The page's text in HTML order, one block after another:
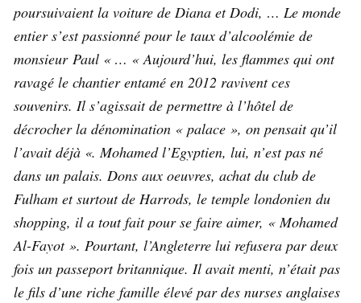
poursuivaient la voiture de Diana et Dodi, … Le monde
entier s’est passionné pour le taux d’alcoolémie de
monsieur Paul « … « Aujourd’hui, les flammes qui ont
ravagé le chantier entamé en 2012 ravivent ces
souvenirs. Il s’agissait de permettre à l’hôtel de
décrocher la dénomination « palace », on pensait qu’il
l’avait déjà «. Mohamed l’Egyptien, lui, n’est pas né
dans un palais. Dons aux oeuvres, achat du club de
Fulham et surtout de Harrods, le temple londonien du
shopping, il a tout fait pour se faire aimer, « Mohamed
Al-Fayot ». Pourtant, l’Angleterre lui refusera par deux
fois un passeport britannique. Il avait menti, n’était pas
le fils d’une riche famille élevé par des nurses anglaises